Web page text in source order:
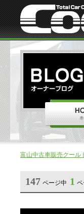
富山中古車販売クール
147 ページ中 1 ペ